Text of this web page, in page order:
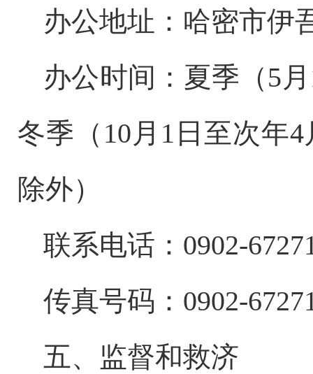
办公地址：哈密市伊
办公时间：夏季（5月
冬季（ 10月 1 日至次年4
除外）
联系电话： 0902-
传真号码： 0902-
五、监督和救济